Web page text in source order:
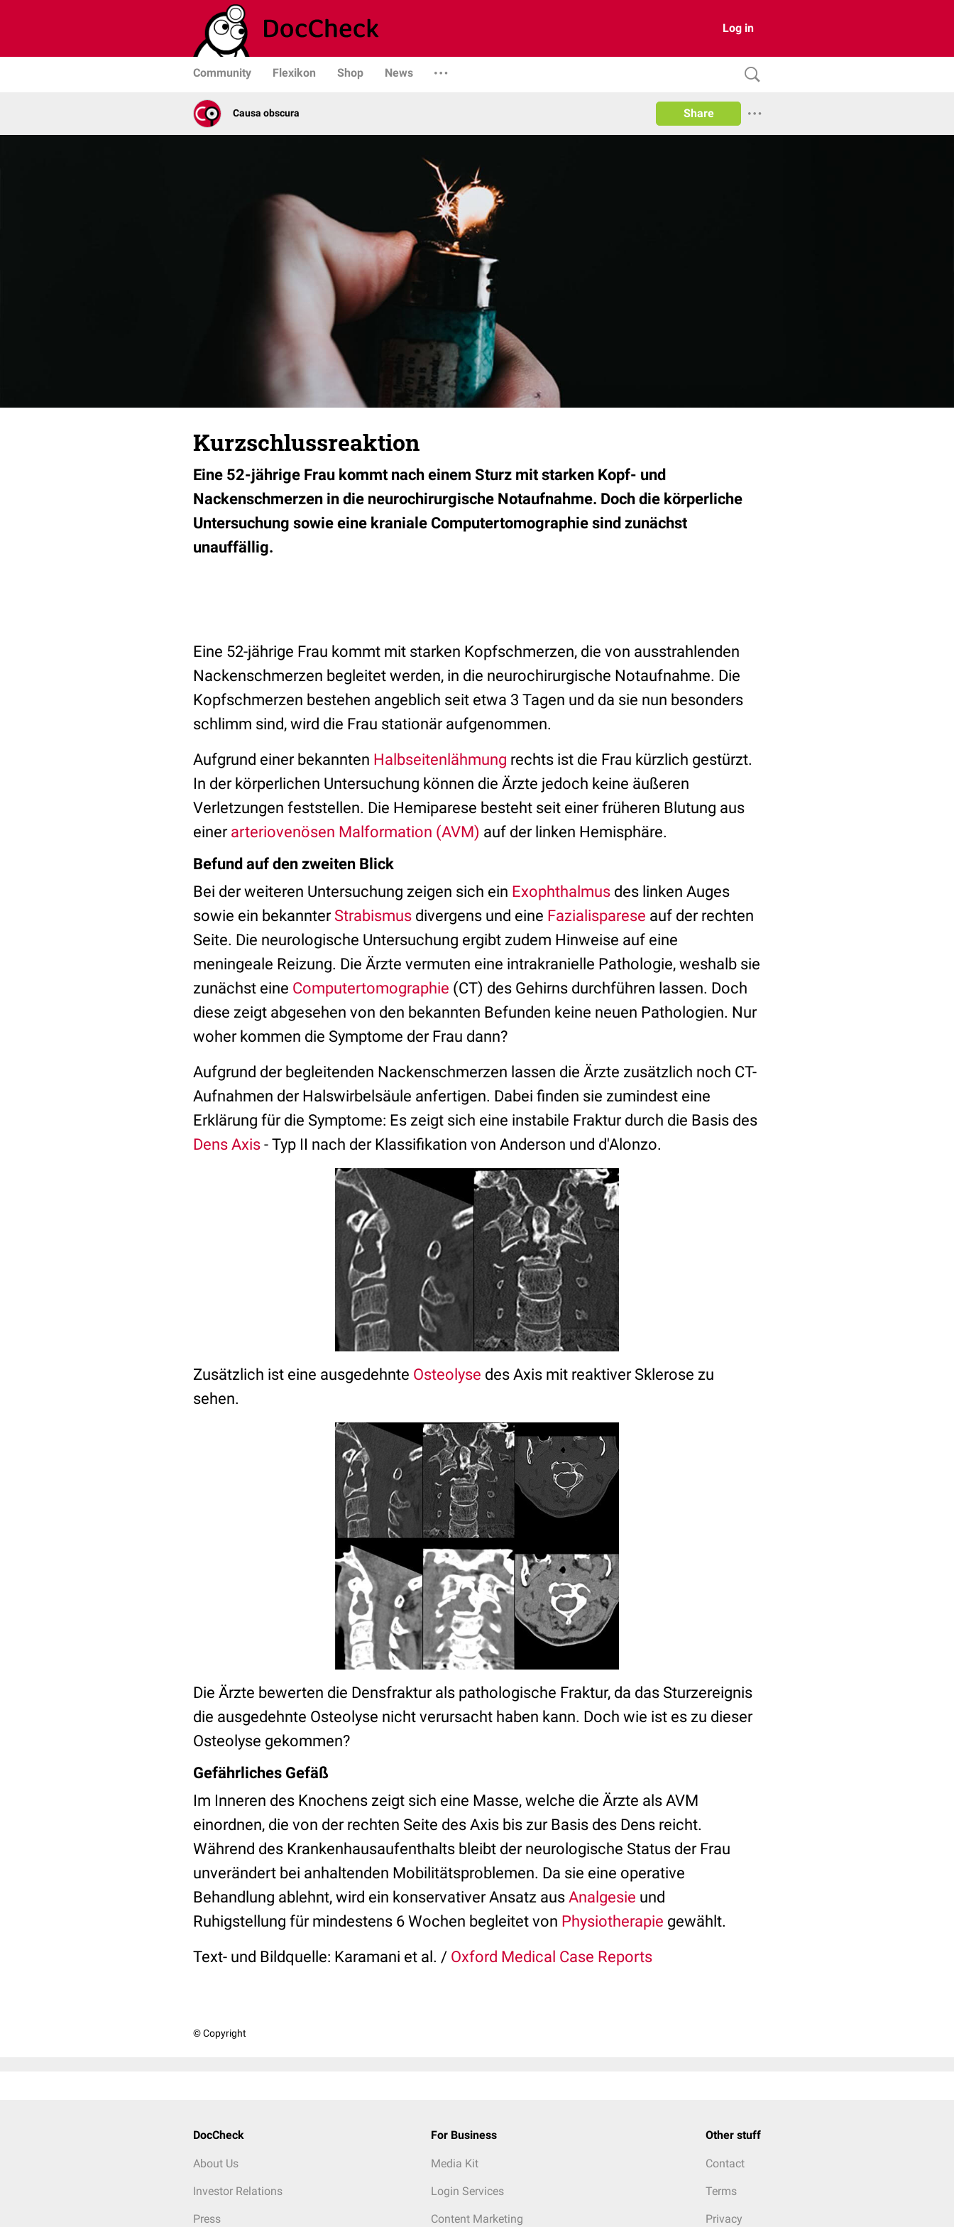
Log in
Community Flexikon Shop News
Causa obscura Share
Kurzschlussreaktion
Eine 52-jährige Frau kommt nach einem Sturz mit starken Kopf- und
Nackenschmerzen in die neurochirurgische Notaufnahme. Doch die körperliche
Untersuchung sowie eine kraniale Computertomographie sind zunächst
unauffällig.
Eine 52-jährige Frau kommt mit starken Kopfschmerzen, die von ausstrahlenden
Nackenschmerzen begleitet werden, in die neurochirurgische Notaufnahme. Die
Kopfschmerzen bestehen angeblich seit etwa 3 Tagen und da sie nun besonders
schlimm sind, wird die Frau stationär aufgenommen.
Aufgrund einer bekannten Halbseitenlähmung rechts ist die Frau kürzlich gestürzt.
In der körperlichen Untersuchung können die Ärzte jedoch keine äußeren
Verletzungen feststellen. Die Hemiparese besteht seit einer früheren Blutung aus
einer arteriovenösen Malformation (AVM) auf der linken Hemisphäre.
Befund auf den zweiten Blick
Bei der weiteren Untersuchung zeigen sich ein Exophthalmus des linken Auges
sowie ein bekannter Strabismus divergens und eine Fazialisparese auf der rechten
Seite. Die neurologische Untersuchung ergibt zudem Hinweise auf eine
meningeale Reizung. Die Ärzte vermuten eine intrakranielle Pathologie, weshalb sie
zunächst eine Computertomographie (CT) des Gehirns durchführen lassen. Doch
diese zeigt abgesehen von den bekannten Befunden keine neuen Pathologien. Nur
woher kommen die Symptome der Frau dann?
Aufgrund der begleitenden Nackenschmerzen lassen die Ärzte zusätzlich noch CT-
Aufnahmen der Halswirbelsäule anfertigen. Dabei finden sie zumindest eine
Erklärung für die Symptome: Es zeigt sich eine instabile Fraktur durch die Basis des
Dens Axis - Typ II nach der Klassifikation von Anderson und d'Alonzo.
Zusätzlich ist eine ausgedehnte Osteolyse des Axis mit reaktiver Sklerose zu
sehen.
Die Ärzte bewerten die Densfraktur als pathologische Fraktur, da das Sturzereignis
die ausgedehnte Osteolyse nicht verursacht haben kann. Doch wie ist es zu dieser
Osteolyse gekommen?
Gefährliches Gefäß
Im Inneren des Knochens zeigt sich eine Masse, welche die Ärzte als AVM
einordnen, die von der rechten Seite des Axis bis zur Basis des Dens reicht.
Während des Krankenhausaufenthalts bleibt der neurologische Status der Frau
unverändert bei anhaltenden Mobilitätsproblemen. Da sie eine operative
Behandlung ablehnt, wird ein konservativer Ansatz aus Analgesie und
Ruhigstellung für mindestens 6 Wochen begleitet von Physiotherapie gewählt.
Text- und Bildquelle: Karamani et al. / Oxford Medical Case Reports
© Copyright
DocCheck
About Us
Investor Relations
Press
For Business
Media Kit
Login Services
Content Marketing
Other stuff
Contact
Terms
Privacy